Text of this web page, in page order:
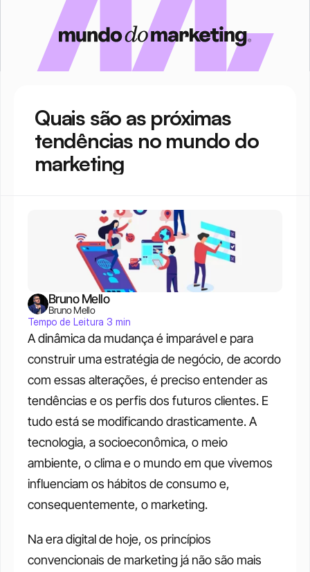
Quais são as próximas
tendências no mundo do
marketing
A dinâmica da mudança é imparável e para
construir uma estratégia de negócio, de acordo
com essas alterações, é preciso entender as
tendências e os perfis dos futuros clientes. E
tudo está se modificando drasticamente. A
tecnologia, a socioeconômica, o meio
ambiente, o clima e o mundo em que vivemos
influenciam os hábitos de consumo e,
consequentemente, o marketing.
Na era digital de hoje, os princípios
convencionais de marketing já não são mais
Bruno Mello
Bruno Mello
Tempo de Leitura 3 min